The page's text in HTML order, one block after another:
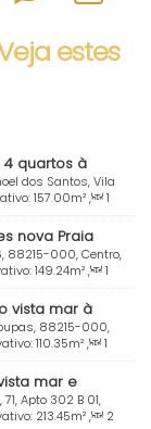
estes
4 quartos à
dos Santos, Vila
Santa Catarina,
157.00m²,
1
2Vaga(s),
Útil:
nova Praia
88215-000, Centro,
149.24m²,
1
.00m² , 2 Vaga(s) ,
vista mar à
88215-000,
110.35m²,
1
2 Vaga(s) , 30m
mar e
SC
Apto 302 B 01,
Brasil
213.45m²,
2